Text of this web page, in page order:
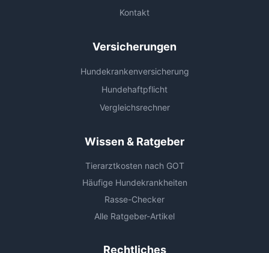
Kontakt
Versicherungen
Hundekrankenversicherung
Hundehaftpflicht
Vergleichsrechner
Wissen & Ratgeber
Tierarztkosten nach GOT
Häufige Hundekrankheiten
Rasse-Checker
Alle Ratgeber-Artikel
Rechtliches